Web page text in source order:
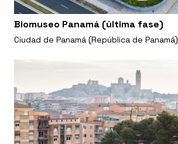
Biomuseo Panamá (última fase)
Ciudad de Panamá (República de Panamá)